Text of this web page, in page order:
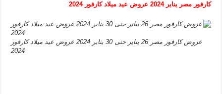
كارفور مصر يناير 2024 عروض عيد ميلاد كارفور 2024
عروض كارفور مصر 26 يناير حتى 30 يناير 2024 عروض عيد ميلاد كارفور
2024